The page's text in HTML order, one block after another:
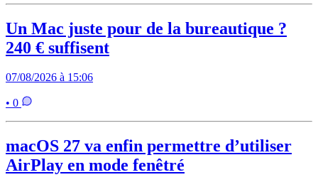
Un Mac juste pour de la bureautique ?
240 € suffisent
07/08/2026 à 15:06
• 0
macOS 27 va enfin permettre d’utiliser
AirPlay en mode fenêtré